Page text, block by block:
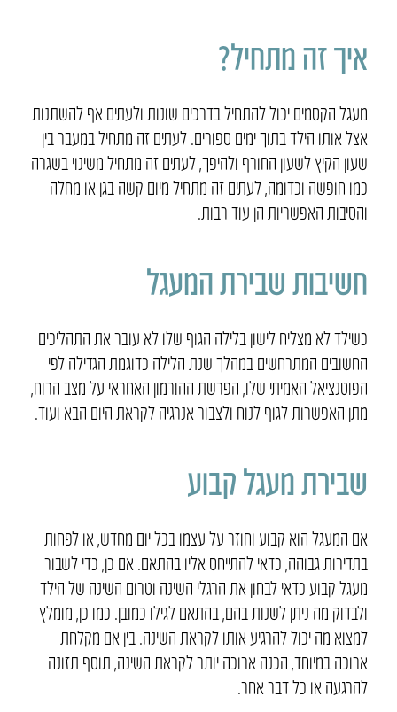
איך זה מתחיל?
מעגל הקסמים יכול להתחיל בדרכים שונות ולעתים אף להשתנות
אצל אותו הילד בתוך ימים ספורים. לעתים זה מתחיל במעבר בין
שעון הקיץ לשעון החורף ולהיפך, לעתים זה מתחיל משינוי בשגרה
כמו חופשה וכדומה, לעתים זה מתחיל מיום קשה בגן או מחלה
והסיבות האפשריות הן עוד רבות.
חשיבות שבירת המעגל
כשילד לא מצליח לישון בלילה הגוף שלו לא עובר את התהליכים
החשובים המתרחשים במהלך שנת הלילה כדוגמת הגדילה לפי
הפוטנציאל האמיתי שלו, הפרשת ההורמון האחראי על מצב הרוח,
מתן האפשרות לגוף לנוח ולצבור אנרגיה לקראת היום הבא ועוד.
שבירת מעגל קבוע
אם המעגל הוא קבוע וחוזר על עצמו בכל יום מחדש, או לפחות
בתדירות גבוהה, כדאי להתייחס אליו בהתאם. אם כן, כדי לשבור
מעגל קבוע כדאי לבחון את הרגלי השינה וטרום השינה של הילד
ולבדוק מה ניתן לשנות בהם, בהתאם לגילו כמובן. כמו כן, מומלץ
למצוא מה יכול להרגיע אותו לקראת השינה. בין אם מקלחת
ארוכה במיוחד, הכנה ארוכה יותר לקראת השינה, תוסף תזונה
להרגעה או כל דבר אחר.